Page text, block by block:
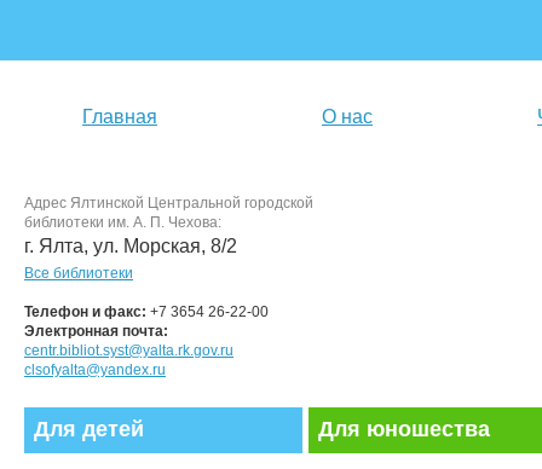
Главная О нас
Адрес Ялтинской Центральной городской
библиотеки им. А. П. Чехова:
г. Ялта, ул. Морская, 8/2
Все библиотеки
Телефон и факс: +7 3654 26-22-00
Электронная почта:
centr.bibliot.syst@yalta.rk.gov.ru
clsofyalta@yandex.ru
Для детей Для юношества